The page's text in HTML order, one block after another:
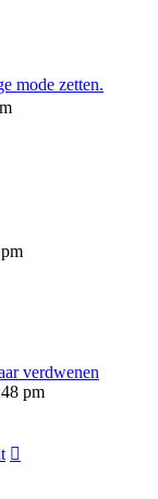
mode zetten.
verdwenen
pm